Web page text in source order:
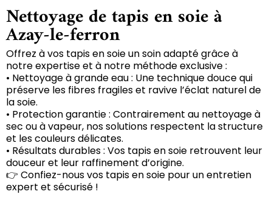
Nettoyage de tapis en soie à
Azay-le-ferron
Offrez à vos tapis en soie un soin adapté grâce à
notre expertise et à notre méthode exclusive :
• Nettoyage à grande eau : Une technique douce qui
préserve les fibres fragiles et ravive l’éclat naturel de
la soie.
• Protection garantie : Contrairement au nettoyage à
sec ou à vapeur, nos solutions respectent la structure
et les couleurs délicates.
• Résultats durables : Vos tapis en soie retrouvent leur
douceur et leur raffinement d’origine.
👉 Confiez-nous vos tapis en soie pour un entretien
expert et sécurisé !